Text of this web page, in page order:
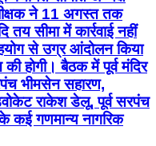
ने 11 अगस्त तक
तय सीमा में कार्रवाई नहीं
से उग्र आंदोलन किया
की होगी। बैठक में पूर्व मंदिर
भीमसेन सहारण,
राकेश डेलू, पूर्व सरपंच
के कई गणमान्य नागरिक